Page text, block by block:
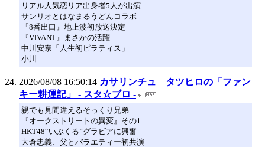
リアル人気恋リア出身者5人が出演
サンリオとはなまるうどんコラボ
『8番出口』地上波初放送決定
『VIVANT』まさかの活躍
中川安奈「人生初ピラティス」
小川
2026/08/08 16:50:14 カサリンチュ タツヒロの「ファン
キー耕運記」 - スタ☆ブロ -
親でも見間違えるそっくり兄弟
『オークストリートの異変』その1
HKT48“いぶくる”グラビアに興奮
大倉忠義、父とバラエティー初共演